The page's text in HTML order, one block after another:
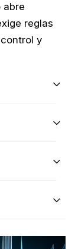
abre
reglas
y